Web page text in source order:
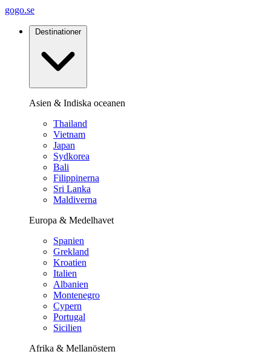
gogo.se
Destinationer
Asien & Indiska oceanen
Thailand
Vietnam
Japan
Sydkorea
Bali
Filippinerna
Sri Lanka
Maldiverna
Europa & Medelhavet
Spanien
Grekland
Kroatien
Italien
Albanien
Montenegro
Cypern
Portugal
Sicilien
Afrika & Mellanöstern